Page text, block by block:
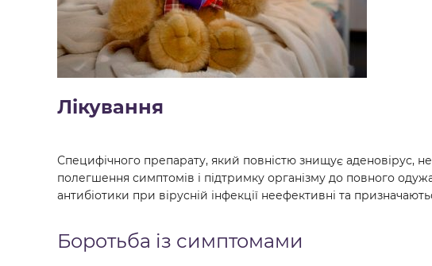
Лікування
Специфічного препарату, який повністю знищує аденовірус,
полегшення симптомів і підтримку організму до повного
антибіотики при вірусній інфекції неефективні та
Боротьба із симптомами